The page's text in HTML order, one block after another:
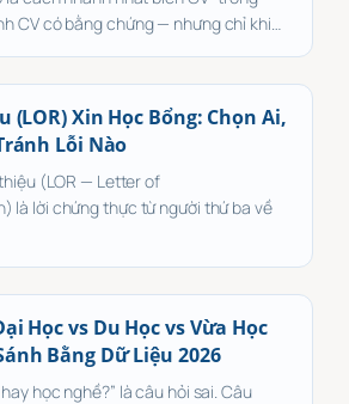
CV có bằng chứng — nhưng chỉ khi…
(LOR) Xin Học Bổng: Chọn Ai,
Lỗi Nào
(LOR — Letter of
là lời chứng thực từ người thứ ba về
Học vs Du Học vs Vừa Học
Bằng Dữ Liệu 2026
học nghề?” là câu hỏi sai. Câu